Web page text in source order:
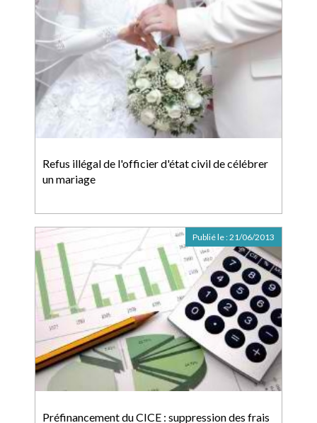
Refus illégal de l'officier d'état civil de célébrer
un mariage
Préfinancement du CICE : suppression des frais
Publié le :21/06/2013